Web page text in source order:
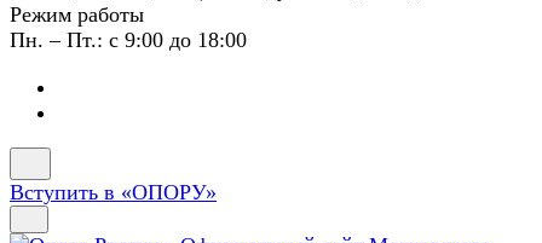
Режим работы
Пн. – Пт.: с 9:00 до 18:00
Вступить в «ОПОРУ»